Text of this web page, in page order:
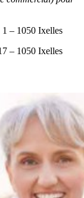
1 – 1050 Ixelles
– 1050 Ixelles